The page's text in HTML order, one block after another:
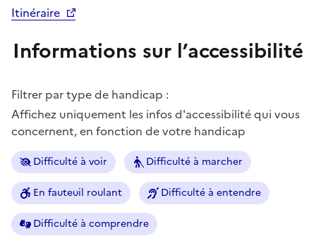
Adresse
Itinéraire
Informations sur l’accessibilité
Filtrer par type de handicap :
Affichez uniquement les infos d'accessibilité qui vous
concernent, en fonction de votre handicap
Difficulté à voir Difficulté à marcher
En fauteuil roulant Difficulté à entendre
Difficulté à comprendre